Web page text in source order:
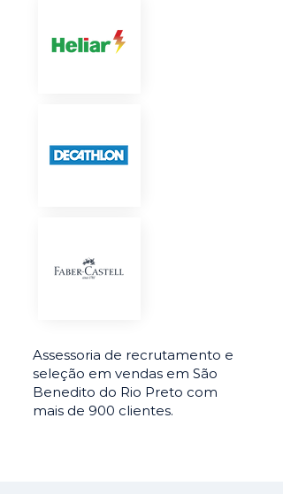
Assessoria de recrutamento e
seleção em vendas em São
Benedito do Rio Preto com
mais de 900 clientes.